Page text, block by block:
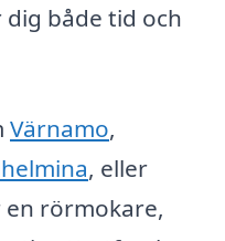
både tid och
Värnamo,
, eller
rörmokare,